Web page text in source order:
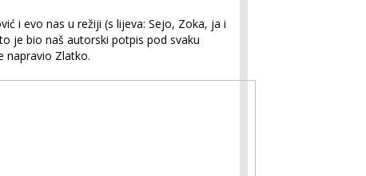
i evo nas u režiji (s lijeva: Sejo, Zoka, ja i
je bio naš autorski potpis pod svaku
napravio Zlatko.